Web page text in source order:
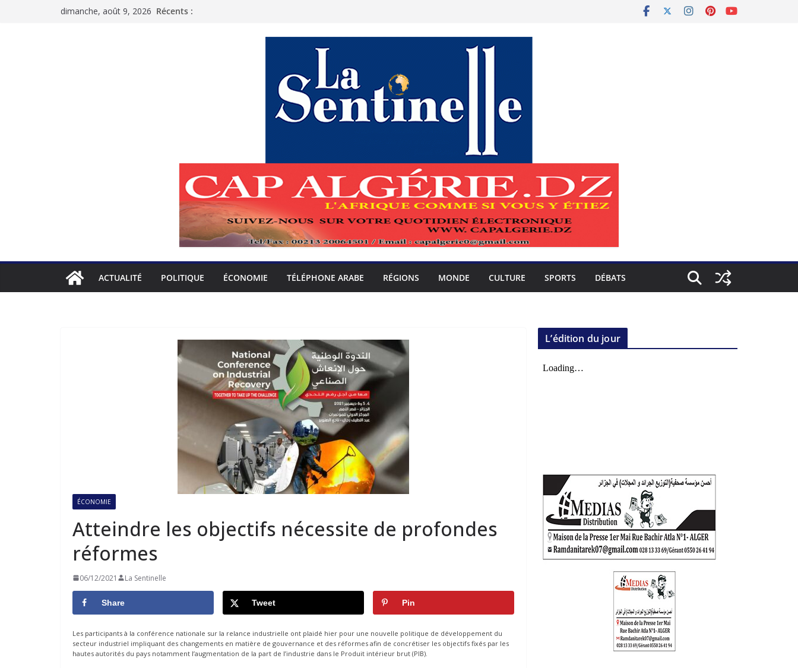
dimanche, août 9, 2026 Récents :
ACTUALITÉ POLITIQUE ÉCONOMIE TÉLÉPHONE ARABE RÉGIONS MONDE CULTURE SPORTS DÉBATS
ÉCONOMIE
Atteindre les objectifs nécessite de profondes
réformes
06/12/2021 La Sentinelle
Share Tweet Pin
Les participants à la conférence nationale sur la relance industrielle ont plaidé hier pour une nouvelle politique de développement du
secteur industriel impliquant des changements en matière de gouvernance et des réformes afin de concrétiser les objectifs fixés par les
hautes autorités du pays notamment l’augmentation de la part de l’industrie dans le Produit intérieur brut (PIB).
L’édition du jour